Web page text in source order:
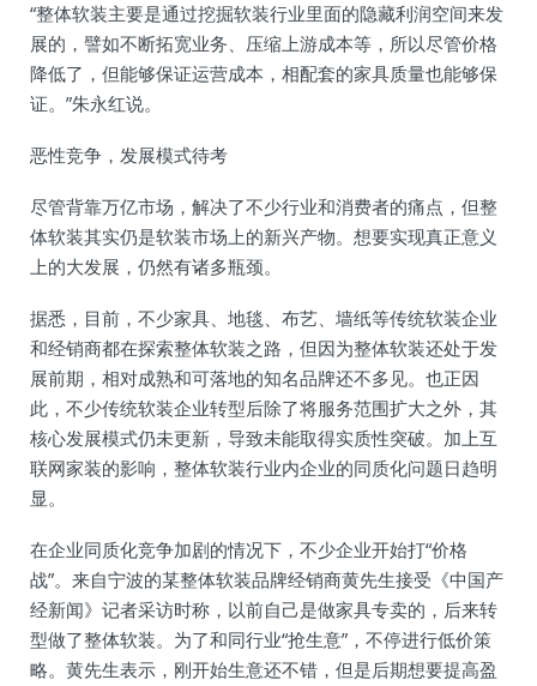
“整体软装主要是通过挖掘软装行业里面的隐藏利润空间来发
展的，譬如不断拓宽业务、压缩上游成本等，所以尽管价格
降低了，但能够保证运营成本，相配套的家具质量也能够保
证。”朱永红说。
恶性竞争，发展模式待考
尽管背靠万亿市场，解决了不少行业和消费者的痛点，但整
体软装其实仍是软装市场上的新兴产物。想要实现真正意义
上的大发展，仍然有诸多瓶颈。
据悉，目前，不少家具、地毯、布艺、墙纸等传统软装企业
和经销商都在探索整体软装之路，但因为整体软装还处于发
展前期，相对成熟和可落地的知名品牌还不多见。也正因
此，不少传统软装企业转型后除了将服务范围扩大之外，其
核心发展模式仍未更新，导致未能取得实质性突破。加上互
联网家装的影响，整体软装行业内企业的同质化问题日趋明
显。
在企业同质化竞争加剧的情况下，不少企业开始打“价格
战”。来自宁波的某整体软装品牌经销商黄先生接受《中国产
经新闻》记者采访时称，以前自己是做家具专卖的，后来转
型做了整体软装。为了和同行业“抢生意”，不停进行低价策
略。黄先生表示，刚开始生意还不错，但是后期想要提高盈